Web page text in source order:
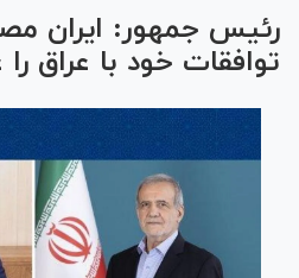
رئیس جمهور: ایران
توافقات خود با عراق